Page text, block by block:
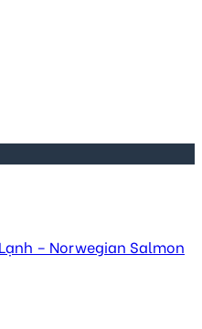
– Norwegian Salmon